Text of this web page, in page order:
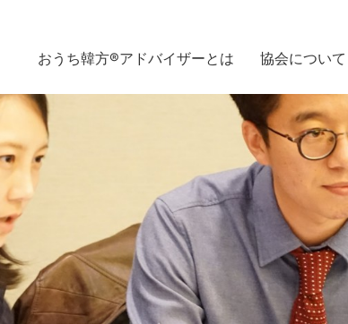
おうち韓方®アドバイザーとは 協会について